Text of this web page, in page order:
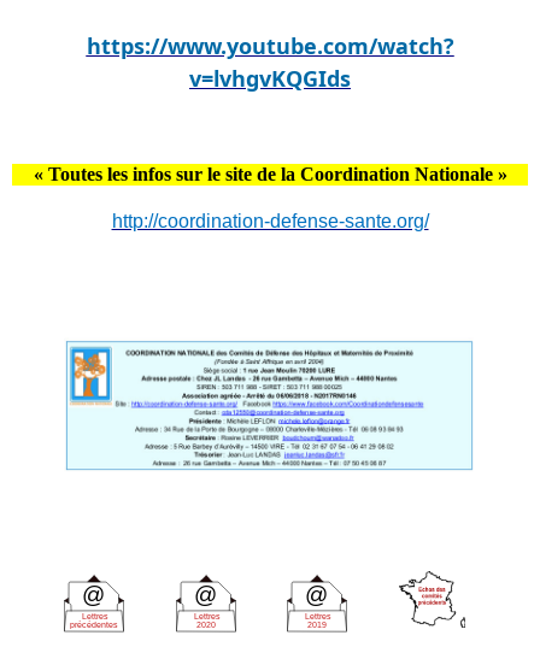
https://www.youtube.com/watch?
v=lvhgvKQGIds
« Toutes les infos sur le site de la Coordination Nationale »
http://coordination-defense-sante.org/
@
Lettres
précédentes
@
Lettres
2020
@
Lettres
2019